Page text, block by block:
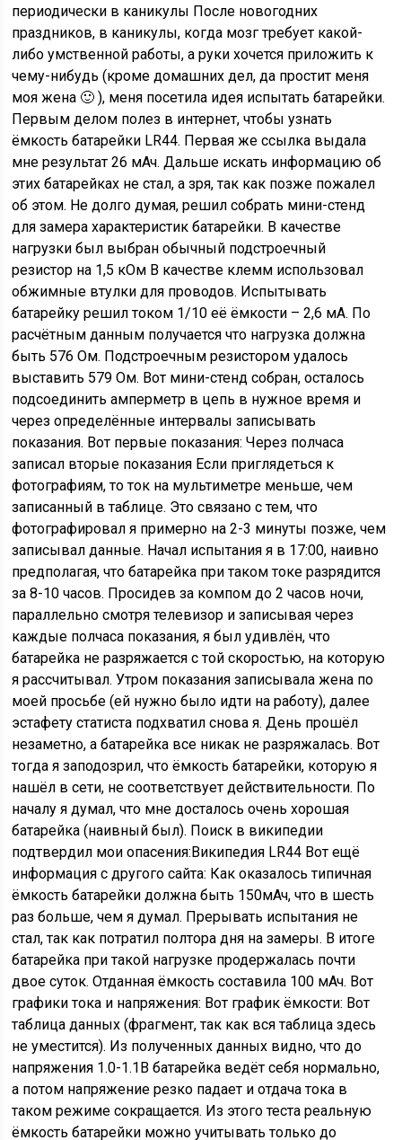
периодически в каникулы После новогодних
праздников, в каникулы, когда мозг требует какой-
либо умственной работы, а руки хочется приложить к
чему-нибудь (кроме домашних дел, да простит меня
моя жена 🙂 ), меня посетила идея испытать батарейки.
Первым делом полез в интернет, чтобы узнать
ёмкость батарейки LR44. Первая же ссылка выдала
мне результат 26 мАч. Дальше искать информацию об
этих батарейках не стал, а зря, так как позже пожалел
об этом. Не долго думая, решил собрать мини-стенд
для замера характеристик батарейки. В качестве
нагрузки был выбран обычный подстроечный
резистор на 1,5 кОм В качестве клемм использовал
обжимные втулки для проводов. Испытывать
батарейку решил током 1/10 её ёмкости – 2,6 мА. По
расчётным данным получается что нагрузка должна
быть 576 Ом. Подстроечным резистором удалось
выставить 579 Ом. Вот мини-стенд собран, осталось
подсоединить амперметр в цепь в нужное время и
через определённые интервалы записывать
показания. Вот первые показания: Через полчаса
записал вторые показания Если приглядеться к
фотографиям, то ток на мультиметре меньше, чем
записанный в таблице. Это связано с тем, что
фотографировал я примерно на 2-3 минуты позже, чем
записывал данные. Начал испытания я в 17:00, наивно
предполагая, что батарейка при таком токе разрядится
за 8-10 часов. Просидев за компом до 2 часов ночи,
параллельно смотря телевизор и записывая через
каждые полчаса показания, я был удивлён, что
батарейка не разряжается с той скоростью, на которую
я рассчитывал. Утром показания записывала жена по
моей просьбе (ей нужно было идти на работу), далее
эстафету статиста подхватил снова я. День прошёл
незаметно, а батарейка все никак не разряжалась. Вот
тогда я заподозрил, что ёмкость батарейки, которую я
нашёл в сети, не соответствует действительности. По
началу я думал, что мне досталось очень хорошая
батарейка (наивный был). Поиск в википедии
подтвердил мои опасения:Википедия LR44 Вот ещё
информация с другого сайта: Как оказалось типичная
ёмкость батарейки должна быть 150мАч, что в шесть
раз больше, чем я думал. Прерывать испытания не
стал, так как потратил полтора дня на замеры. В итоге
батарейка при такой нагрузке продержалась почти
двое суток. Отданная ёмкость составила 100 мАч. Вот
графики тока и напряжения: Вот график ёмкости: Вот
таблица данных (фрагмент, так как вся таблица здесь
не уместится). Из полученных данных видно, что до
напряжения 1.0-1.1В батарейка ведёт себя нормально,
а потом напряжение резко падает и отдача тока в
таком режиме сокращается. Из этого теста реальную
ёмкость батарейки можно учитывать только до